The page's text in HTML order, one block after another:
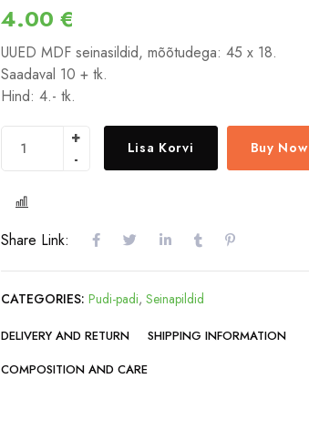
4.00 €
UUED MDF seinasildid, mõõtudega: 45 x 18.
Saadaval 10 + tk.
Hind: 4.- tk.
Lisa Korvi Buy Now
Share Link:
CATEGORIES: Pudi-padi, Seinapildid
DELIVERY AND RETURN
SHIPPING INFORMATION
COMPOSITION AND CARE